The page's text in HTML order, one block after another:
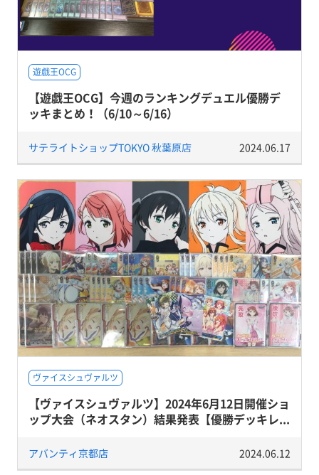
遊戯王OCG
【遊戯王OCG】今週のランキングデュエル優勝デ
ッキまとめ！（6/10～6/16）
サテライトショップTOKYO 秋葉原店 2024.06.17
ヴァイスシュヴァルツ
【ヴァイスシュヴァルツ】2024年6月12日開催ショ
ップ大会（ネオスタン）結果発表【優勝デッキレ...
アバンティ京都店 2024.06.12